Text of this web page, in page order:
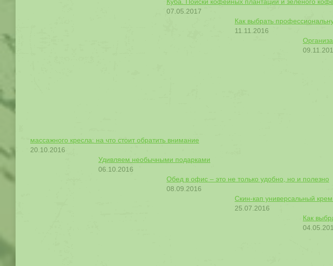
07.05.2017
Как выбрать
11.11.2016
массажного кресла: на что стоит обратить внимание
20.10.2016
Удивляем необычными подарками
06.10.2016
Обед в офис – это не только удобно, но и полезно
08.09.2016
Скин-кап универсальный
25.07.2016
Как